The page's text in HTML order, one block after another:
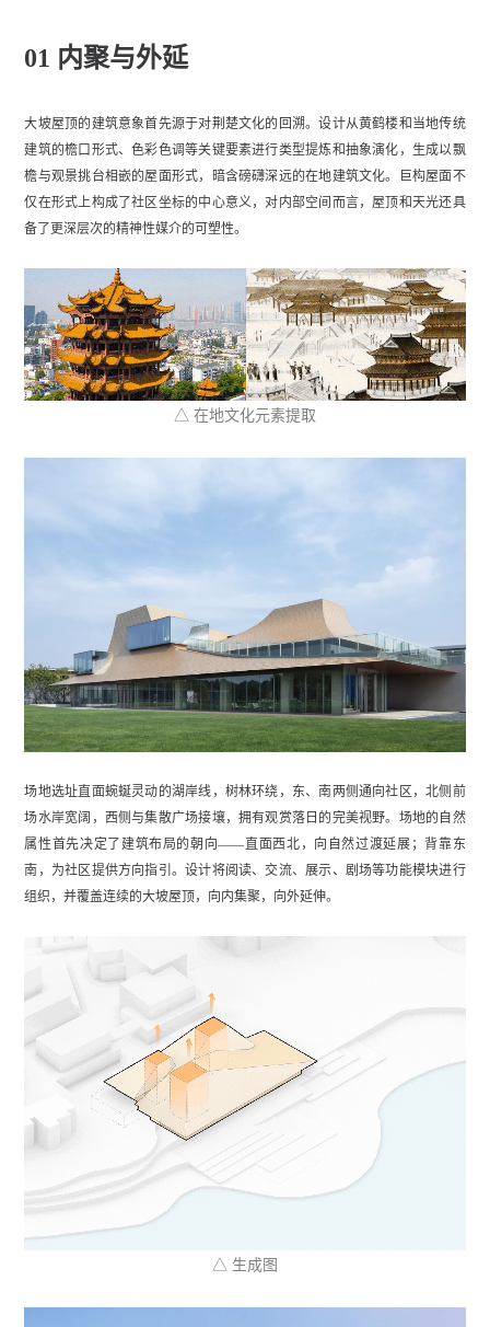
01 内聚与外延
大坡屋顶的建筑意象首先源于对荆楚文化的回溯。设计从黄鹤楼和当地传统
建筑的檐口形式、色彩色调等关键要素进行类型提炼和抽象演化，生成以飘
檐与观景挑台相嵌的屋面形式，暗含磅礴深远的在地建筑文化。巨构屋面不
仅在形式上构成了社区坐标的中心意义，对内部空间而言，屋顶和天光还具
备了更深层次的精神性媒介的可塑性。
△ 在地文化元素提取
场地选址直面蜿蜒灵动的湖岸线，树林环绕，东、南两侧通向社区，北侧前
场水岸宽阔，西侧与集散广场接壤，拥有观赏落日的完美视野。场地的自然
属性首先决定了建筑布局的朝向——直面西北，向自然过渡延展；背靠东
南，为社区提供方向指引。设计将阅读、交流、展示、剧场等功能模块进行
组织，并覆盖连续的大坡屋顶，向内集聚，向外延伸。
△ 生成图